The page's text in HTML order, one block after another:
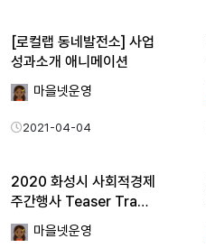
[로컬랩 동네발전소] 사업
성과소개 애니메이션
마을넷운영
2021-04-04
2020 화성시 사회적경제
주간행사 Teaser Tra…
마을넷운영